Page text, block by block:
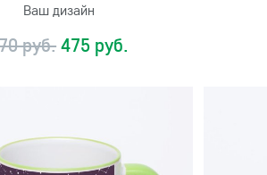
Ваш дизайн
руб.475 руб.